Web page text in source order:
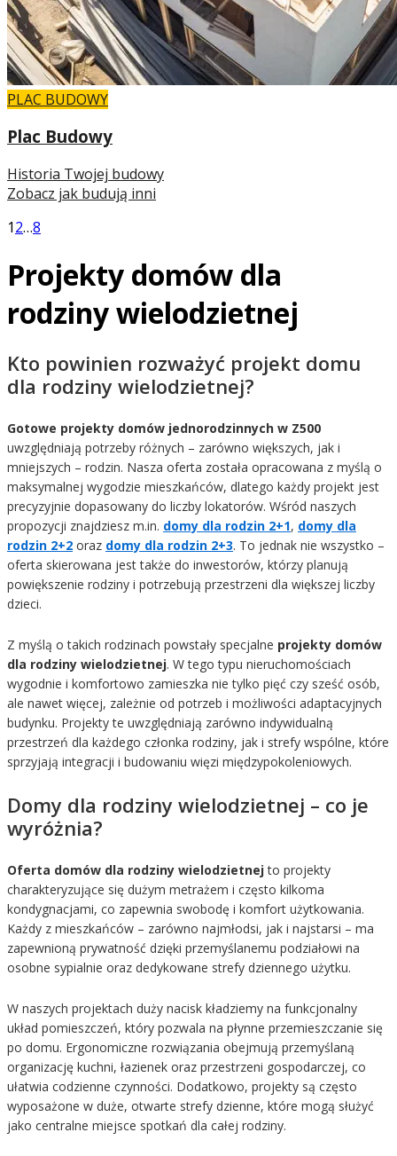
PLAC BUDOWY
Plac Budowy
Historia Twojej budowy
Zobacz jak budują inni
12…8
Projekty domów dla
rodziny wielodzietnej
Kto powinien rozważyć projekt domu
dla rodziny wielodzietnej?
Gotowe projekty domów jednorodzinnych w Z500
uwzględniają potrzeby różnych – zarówno większych, jak i
mniejszych – rodzin. Nasza oferta została opracowana z myślą o
maksymalnej wygodzie mieszkańców, dlatego każdy projekt jest
precyzyjnie dopasowany do liczby lokatorów. Wśród naszych
propozycji znajdziesz m.in. domy dla rodzin 2+1, domy dla
rodzin 2+2 oraz domy dla rodzin 2+3. To jednak nie wszystko –
oferta skierowana jest także do inwestorów, którzy planują
powiększenie rodziny i potrzebują przestrzeni dla większej liczby
dzieci.
Z myślą o takich rodzinach powstały specjalne projekty domów
dla rodziny wielodzietnej. W tego typu nieruchomościach
wygodnie i komfortowo zamieszka nie tylko pięć czy sześć osób,
ale nawet więcej, zależnie od potrzeb i możliwości adaptacyjnych
budynku. Projekty te uwzględniają zarówno indywidualną
przestrzeń dla każdego członka rodziny, jak i strefy wspólne, które
sprzyjają integracji i budowaniu więzi międzypokoleniowych.
Domy dla rodziny wielodzietnej – co je
wyróżnia?
Oferta domów dla rodziny wielodzietnejto projekty
charakteryzujące się dużym metrażem i często kilkoma
kondygnacjami, co zapewnia swobodę i komfort użytkowania.
Każdy z mieszkańców – zarówno najmłodsi, jak i najstarsi – ma
zapewnioną prywatność dzięki przemyślanemu podziałowi na
osobne sypialnie oraz dedykowane strefy dziennego użytku.
W naszych projektach duży nacisk kładziemy na funkcjonalny
układ pomieszczeń, który pozwala na płynne przemieszczanie się
po domu. Ergonomiczne rozwiązania obejmują przemyślaną
organizację kuchni, łazienek oraz przestrzeni gospodarczej, co
ułatwia codzienne czynności. Dodatkowo, projekty są często
wyposażone w duże, otwarte strefy dzienne, które mogą służyć
jako centralne miejsce spotkań dla całej rodziny.